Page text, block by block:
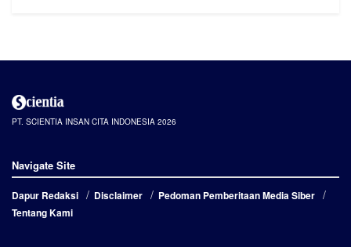
PT. SCIENTIA INSAN CITA INDONESIA 2026
Navigate Site
Dapur Redaksi Disclaimer
Pedoman Pemberitaan Media Siber
Tentang Kami